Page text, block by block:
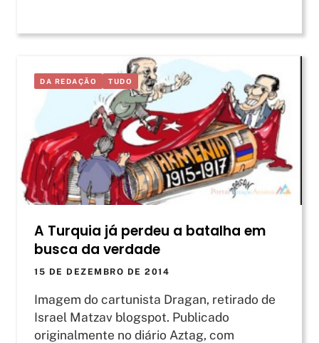
DA REDAÇÃO TUDO
A Turquia já perdeu a batalha em
busca da verdade
15 DE DEZEMBRO DE 2014
Imagem do cartunista Dragan, retirado de
Israel Matzav blogspot. Publicado
originalmente no diário Aztag, com